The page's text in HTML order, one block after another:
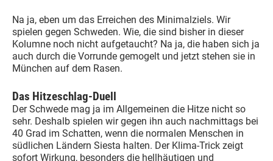
Na ja, eben um das Erreichen des Minimalziels. Wir
spielen gegen Schweden. Wie, die sind bisher in dieser
Kolumne noch nicht aufgetaucht? Na ja, die haben sich ja
auch durch die Vorrunde gemogelt und jetzt stehen sie in
München auf dem Rasen.
Das Hitzeschlag-Duell
Der Schwede mag ja im Allgemeinen die Hitze nicht so
sehr. Deshalb spielen wir gegen ihn auch nachmittags bei
40 Grad im Schatten, wenn die normalen Menschen in
südlichen Ländern Siesta halten. Der Klima-Trick zeigt
sofort Wirkung, besonders die hellhäutigen und